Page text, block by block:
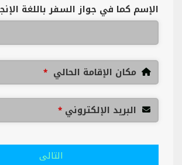
الإسم كما في جواز السفر باللغة
مكان الإقامة الحالي *
البريد الإلكتروني *
التالى